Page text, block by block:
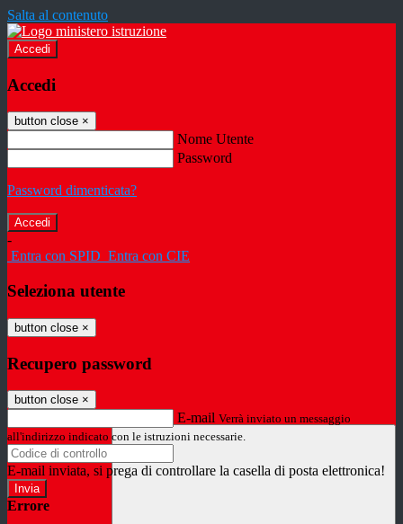
Salta al contenuto
Accedi
Accedi
button close ×
Nome Utente
Password
Password dimenticata?
-
Entra con SPID Entra con CIE
Seleziona utente
button close ×
Recupero password
button close ×
E-mail Verrà inviato un messaggio
all'indirizzo indicato con le istruzioni necessarie.
E-mail inviata, si prega di controllare la casella di posta elettronica!
Errore